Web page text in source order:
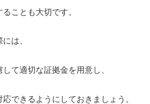
ことも大切です。
は、
て適切な証拠金を用意し、
できるようにしておきましょう。